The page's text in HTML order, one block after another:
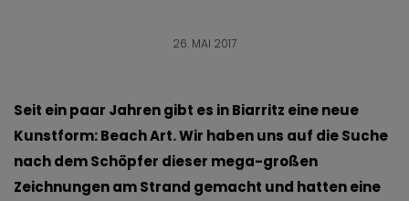
26. MAI 2017
Seit ein paar Jahren gibt es in Biarritz eine neue
Kunstform: Beach Art. Wir haben uns auf die Suche
nach dem Schöpfer dieser mega-großen
Zeichnungen am Strand gemacht und hatten eine